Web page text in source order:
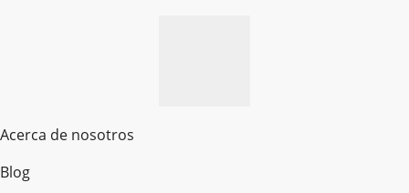
Acerca de nosotros
Blog